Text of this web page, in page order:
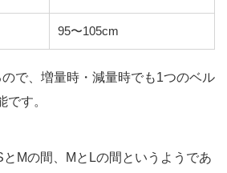
95〜105cm
で、増量時・減量時でも1つのベル
です。
Mの間、MとLの間というようであ